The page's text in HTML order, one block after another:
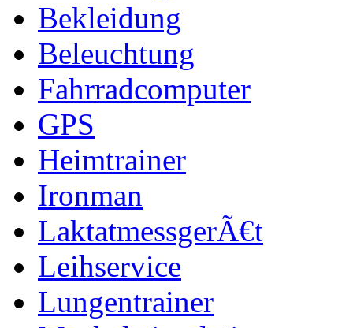
Bekleidung
Beleuchtung
Fahrradcomputer
GPS
Heimtrainer
Ironman
LaktatmessgerÃ€t
Leihservice
Lungentrainer